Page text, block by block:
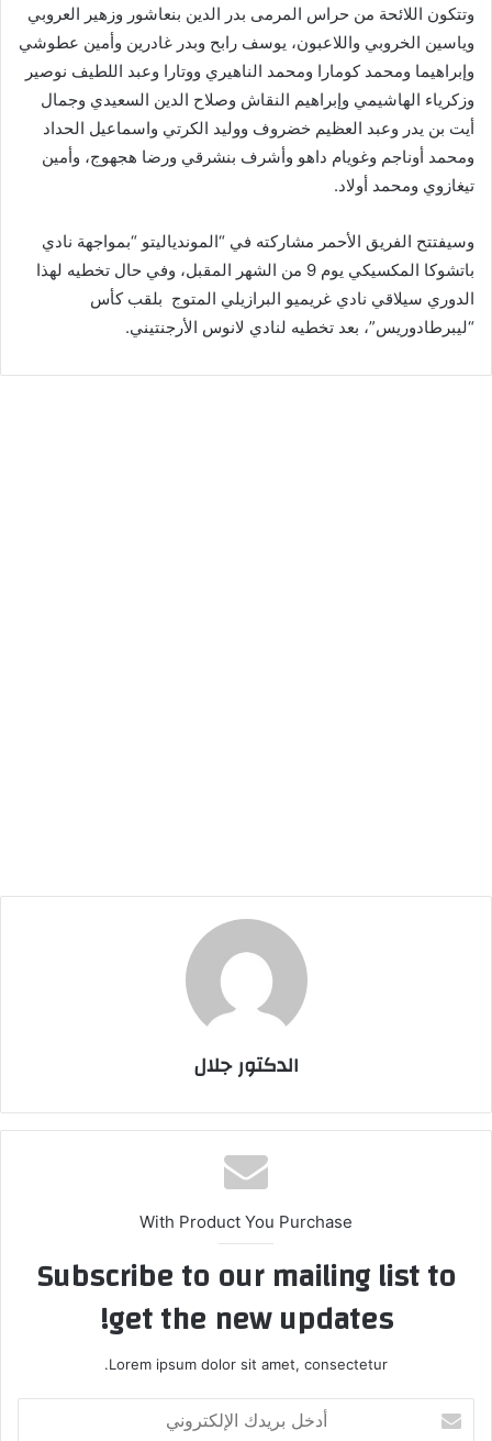
وتتكون اللائحة من حراس المرمى بدر الدين بنعاشور وزهير العروبي
وياسين الخروبي واللاعبون، يوسف رابح وبدر غادرين وأمين عطوشي
وإبراهيما ومحمد كومارا ومحمد الناهيري ووتارا وعبد اللطيف نوصير
وزكرياء الهاشيمي وإبراهيم النقاش وصلاح الدين السعيدي وجمال
أيت بن يدر وعبد العظيم خضروف ووليد الكرتي واسماعيل الحداد
ومحمد أوناجم وغويام داهو وأشرف بنشرقي ورضا هجهوج، وأمين
تيغازوي ومحمد أولاد.
وسيفتتح الفريق الأحمر مشاركته في “الموندياليتو “بمواجهة نادي
باتشوكا المكسيكي يوم 9 من الشهر المقبل، وفي حال تخطيه لهذا
الدوري سيلاقي نادي غريميو البرازيلي المتوج بلقب كأس
“ليبرطادوريس”، بعد تخطيه لنادي لانوس الأرجنتيني.
الدكتور جلال
With Product You Purchase
Subscribe to our mailing list to
get the new updates!
Lorem ipsum dolor sit amet, consectetur.
بريدك